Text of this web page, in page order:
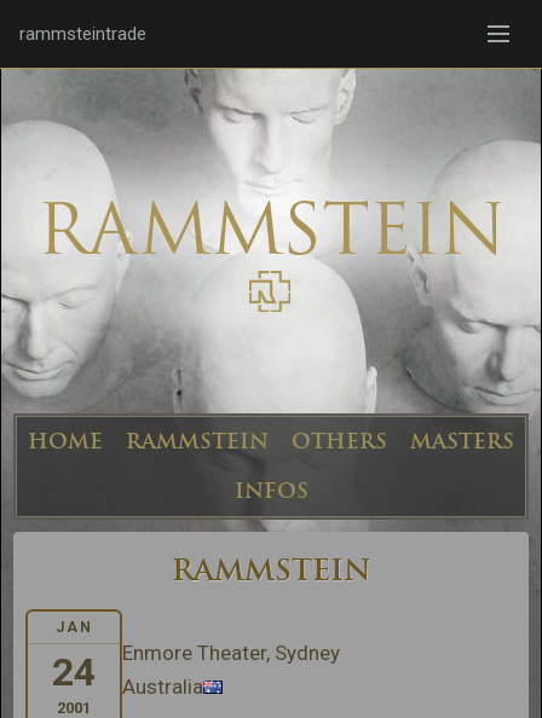
rammsteintrade
HOME RAMMSTEIN OTHERS
MASTERS
INFOS
RAMMSTEIN
JAN
24
2001
Enmore Theater, Sydney
Australia